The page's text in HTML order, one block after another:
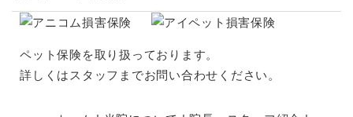
ペット保険を取り扱っております。
詳しくはスタッフまでお問い合わせください。